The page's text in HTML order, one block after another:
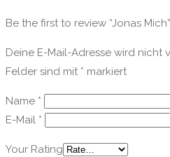
Be the first to review “Jonas Mich”
Deine E-Mail-Adresse wird nicht
Felder sind mit * markiert
Name *
E-Mail *
Your Rating